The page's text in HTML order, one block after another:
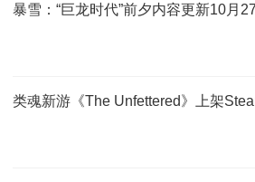
暴雪：“巨龙时代”前夕内容更新10月
类魂新游《The Unfettered》上架